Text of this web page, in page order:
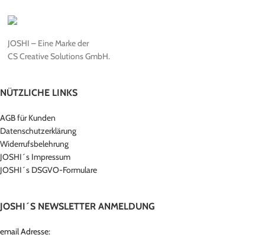
JOSHI – Eine Marke der
CS Creative Solutions GmbH.
NÜTZLICHE LINKS
AGB für Kunden
Datenschutzerklärung
Widerrufsbelehrung
JOSHI´s Impressum
JOSHI´s DSGVO-Formulare
JOSHI´S NEWSLETTER ANMELDUNG
email Adresse: